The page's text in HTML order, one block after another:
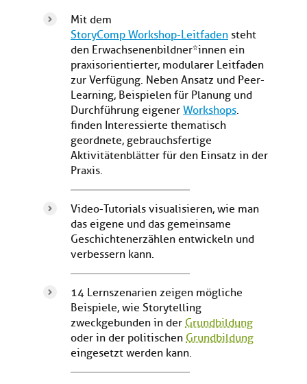
Mit dem
StoryComp Workshop-Leitfaden steht
den Erwachsenenbildner*innen ein
praxisorientierter, modularer Leitfaden
zur Verfügung. Neben Ansatz und Peer-
Learning, Beispielen für Planung und
Durchführung eigener Workshops.
finden Interessierte thematisch
geordnete, gebrauchsfertige
Aktivitätenblätter für den Einsatz in der
Praxis.
Video-Tutorials visualisieren, wie man
das eigene und das gemeinsame
Geschichtenerzählen entwickeln und
verbessern kann.
14 Lernszenarien zeigen mögliche
Beispiele, wie Storytelling
zweckgebunden in der Grundbildung
oder in der politischen Grundbildung
eingesetzt werden kann.